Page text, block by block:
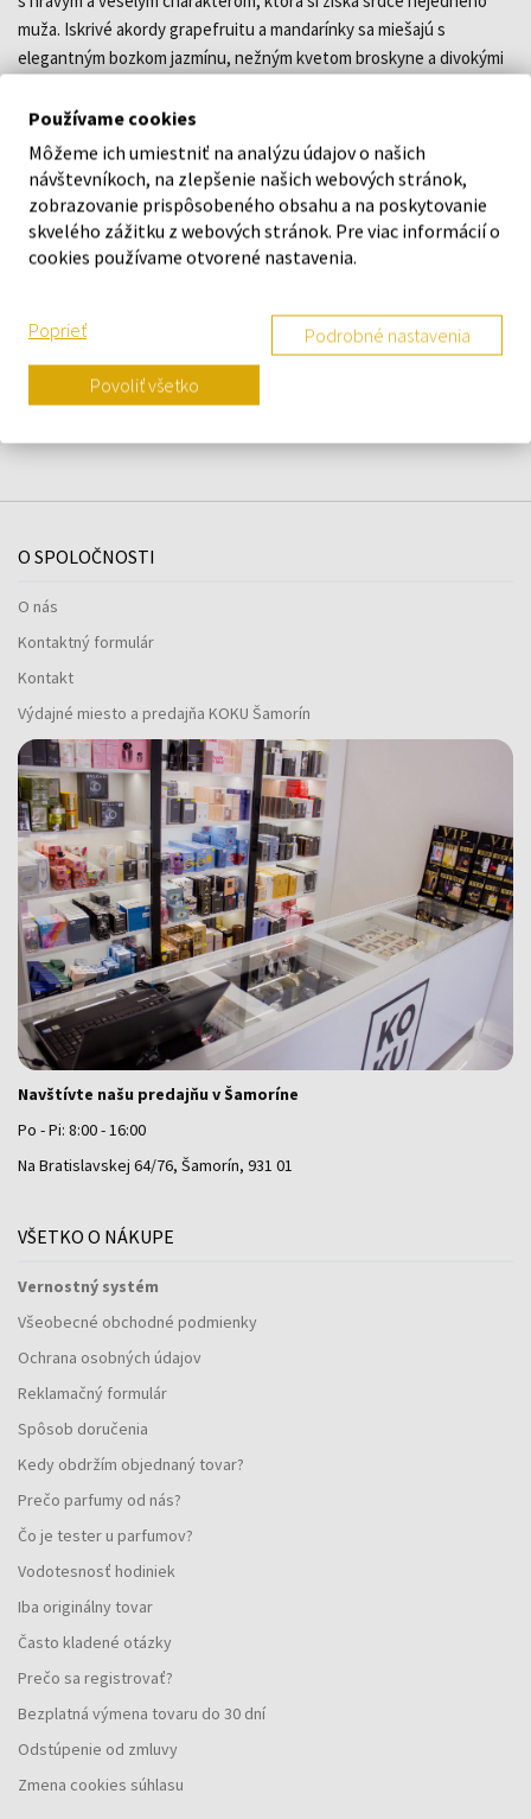
muža. Iskrivé akordy grapefruitu a mandarínky sa miešajú s
elegantným bozkom jazmínu, nežným kvetom broskyne a divokými
drevité tóny cédra a hrejivý jantár.
DETAILY
O ZNAČKE
Náš výber na mieru presne pre
vás
O SPOLOČNOSTI
O nás
Kontaktný formulár
Kontakt
Výdajné miesto a predajňa KOKU Šamorín
Navštívte našu predajňu v Šamoríne
Po - Pi: 8:00 - 16:00
Na Bratislavskej 64/76, Šamorín, 931 01
VŠETKO O NÁKUPE
Vernostný systém
Všeobecné obchodné podmienky
Ochrana osobných údajov
Reklamačný formulár
Spôsob doručenia
Kedy obdržím objednaný tovar?
Prečo parfumy od nás?
Čo je tester u parfumov?
Vodotesnosť hodiniek
Iba originálny tovar
Často kladené otázky
Prečo sa registrovať?
Bezplatná výmena tovaru do 30 dní
Odstúpenie od zmluvy
Zmena cookies súhlasu
Používame cookies
Môžeme ich umiestniť na analýzu údajov o našich
návštevníkoch, na zlepšenie našich webových stránok,
zobrazovanie prispôsobeného obsahu a na poskytovanie
skvelého zážitku z webových stránok. Pre viac informácií o
cookies používame otvorené nastavenia.
Poprieť Podrobné nastavenia
Povoliť všetko